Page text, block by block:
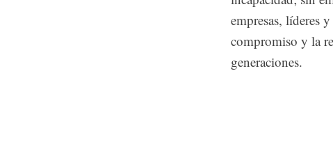
empresas, líderes
compromiso y la
generaciones.